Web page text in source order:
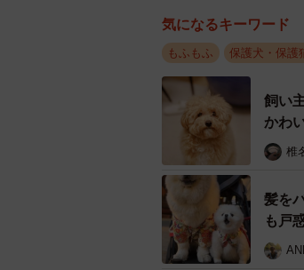
坂本さんは小さな頃
えしたいと思ってい
くさんプレゼンした
「2月21日にお迎えに
く近寄ってきてくれ
坂本さんはうにが大
気になるキーワード
もふもふ 保護犬・保護
飼い
かわ
椎
髪を
も戸